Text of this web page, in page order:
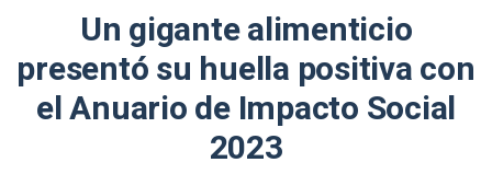
Un gigante alimenticio
presentó su huella positiva con
el Anuario de Impacto Social
2023